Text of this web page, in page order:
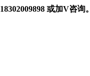
18302009898 或加V咨询。